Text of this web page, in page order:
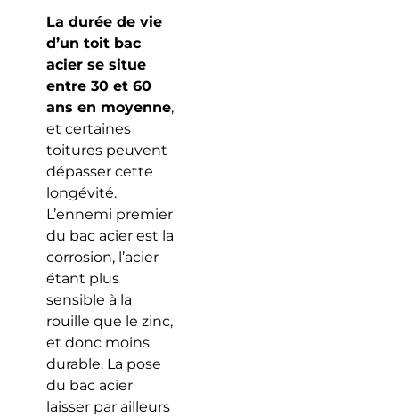
La durée de vie
d’un toit bac
acier se situe
entre 30 et 60
ans en moyenne,
et certaines
toitures peuvent
dépasser cette
longévité.
L’ennemi premier
du bac acier est la
corrosion, l’acier
étant plus
sensible à la
rouille que le zinc,
et donc moins
durable. La pose
du bac acier
laisser par ailleurs